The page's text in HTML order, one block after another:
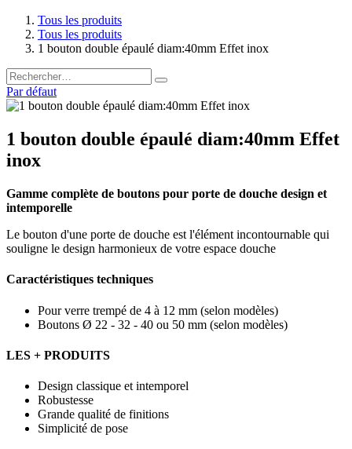
Tous les produits
Tous les produits
1 bouton double épaulé diam:40mm Effet inox
Par défaut
1 bouton double épaulé diam:40mm Effet
inox
Gamme complète de boutons pour porte de douche design et
intemporelle
Le bouton d'une porte de douche est l'élément incontournable qui
souligne le design harmonieux de votre espace douche
Caractéristiques techniques
Pour verre trempé de 4 à 12 mm (selon modèles)
Boutons Ø 22 - 32 - 40 ou 50 mm (selon modèles)
LES + PRODUITS
Design classique et intemporel
Robustesse
Grande qualité de finitions
Simplicité de pose